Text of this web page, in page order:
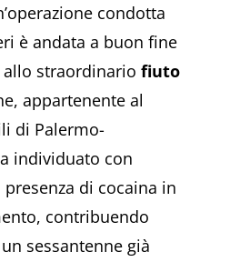
condotta
è andata a buon fine
allo straordinariofiuto
appartenente al
di Palermo-
individuato con
di cocaina in
contribuendo
sessantenne già